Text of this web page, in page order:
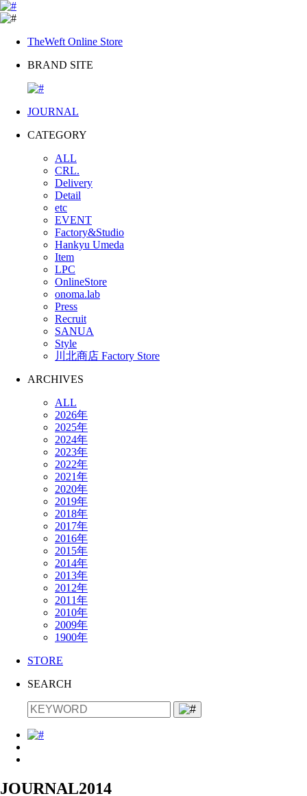
TheWeft Online Store
BRAND SITE
JOURNAL
CATEGORY
ALL
CRL.
Delivery
Detail
etc
EVENT
Factory&Studio
Hankyu Umeda
Item
LPC
OnlineStore
onoma.lab
Press
Recruit
SANUA
Style
川北商店 Factory Store
ARCHIVES
ALL
2026年
2025年
2024年
2023年
2022年
2021年
2020年
2019年
2018年
2017年
2016年
2015年
2014年
2013年
2012年
2011年
2010年
2009年
1900年
STORE
SEARCH
JOURNAL2014